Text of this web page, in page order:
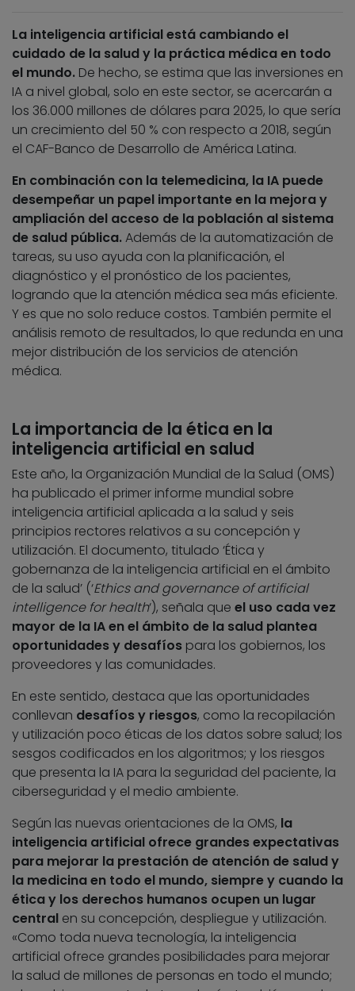
La inteligencia artificial está cambiando el
cuidado de la salud y la práctica médica en todo
el mundo. De hecho, se estima que las inversiones en
IA a nivel global, solo en este sector, se acercarán a
los 36.000 millones de dólares para 2025, lo que sería
un crecimiento del 50 % con respecto a 2018, según
el CAF-Banco de Desarrollo de América Latina.
En combinación con la telemedicina, la IA puede
desempeñar un papel importante en la mejora y
ampliación del acceso de la población al sistema
de salud pública.Además de la automatización de
tareas, su uso ayuda con la planificación, el
diagnóstico y el pronóstico de los pacientes,
logrando que la atención médica sea más eficiente.
Y es que no solo reduce costos. También permite el
análisis remoto de resultados, lo que redunda en una
mejor distribución de los servicios de atención
médica.
La importancia de la ética en la
inteligencia artificial en salud
Este año, la Organización Mundial de la Salud (OMS)
ha publicado el primer informe mundial sobre
inteligencia artificial aplicada a la salud y seis
principios rectores relativos a su concepción y
utilización. El documento, titulado ‘Ética y
gobernanza de la inteligencia artificial en el ámbito
de la salud’ (‘Ethics and governance of artificial
intelligence for health‘), señala que el uso cada vez
mayor de la IA en el ámbito de la salud plantea
oportunidades y desafíos para los gobiernos, los
proveedores y las comunidades.
En este sentido, destaca que las oportunidades
conllevan desafíos y riesgos, como la recopilación
y utilización poco éticas de los datos sobre salud; los
sesgos codificados en los algoritmos; y los riesgos
que presenta la IA para la seguridad del paciente, la
ciberseguridad y el medio ambiente.
Según las nuevas orientaciones de la OMS, la
inteligencia artificial ofrece grandes expectativas
para mejorar la prestación de atención de salud y
la medicina en todo el mundo, siempre y cuando la
ética y los derechos humanos ocupen un lugar
central en su concepción, despliegue y utilización.
«Como toda nueva tecnología, la inteligencia
artificial ofrece grandes posibilidades para mejorar
la salud de millones de personas en todo el mundo;